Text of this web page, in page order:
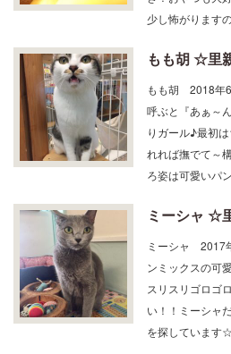
少し怖がります
もも胡 ☆里
もも胡 2018年
呼ぶと『あぁ～
りガール♪最初
れれば撫でて～
ろ姿は可愛いパ
ミーシャ ☆
ミーシャ 2017
ンミックスの
スリスリゴロ
い！！ミーシャ
を探しています